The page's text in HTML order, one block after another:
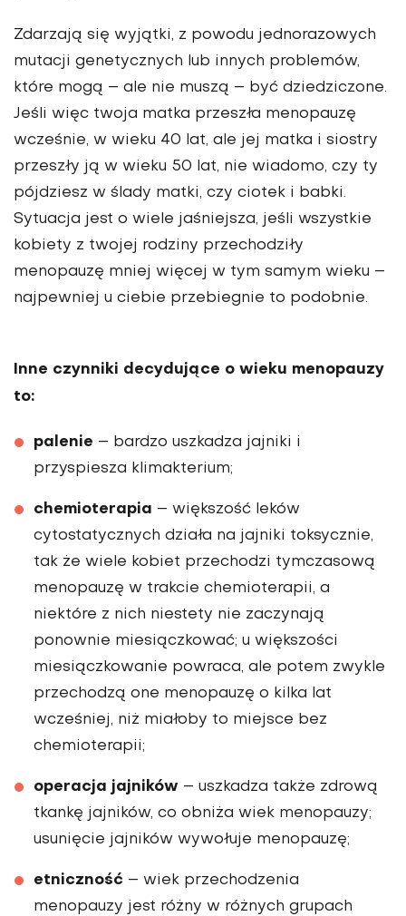
Zdarzają się wyjątki, z powodu jednorazowych
mutacji genetycznych lub innych problemów,
które mogą – ale nie muszą – być dziedziczone.
Jeśli więc twoja matka przeszła menopauzę
wcześnie, w wieku 40 lat, ale jej matka i siostry
przeszły ją w wieku 50 lat, nie wiadomo, czy ty
pójdziesz w ślady matki, czy ciotek i babki.
Sytuacja jest o wiele jaśniejsza, jeśli wszystkie
kobiety z twojej rodziny przechodziły
menopauzę mniej więcej w tym samym wieku –
najpewniej u ciebie przebiegnie to podobnie.
Inne czynniki decydujące o wieku menopauzy
to:
palenie – bardzo uszkadza jajniki i
przyspiesza klimakterium;
chemioterapia – większość leków
cytostatycznych działa na jajniki toksycznie,
tak że wiele kobiet przechodzi tymczasową
menopauzę w trakcie chemioterapii, a
niektóre z nich niestety nie zaczynają
ponownie miesiączkować; u większości
miesiączkowanie powraca, ale potem zwykle
przechodzą one menopauzę o kilka lat
wcześniej, niż miałoby to miejsce bez
chemioterapii;
operacja jajników – uszkadza także zdrową
tkankę jajników, co obniża wiek menopauzy;
usunięcie jajników wywołuje menopauzę;
etniczność – wiek przechodzenia
menopauzy jest różny w różnych grupach